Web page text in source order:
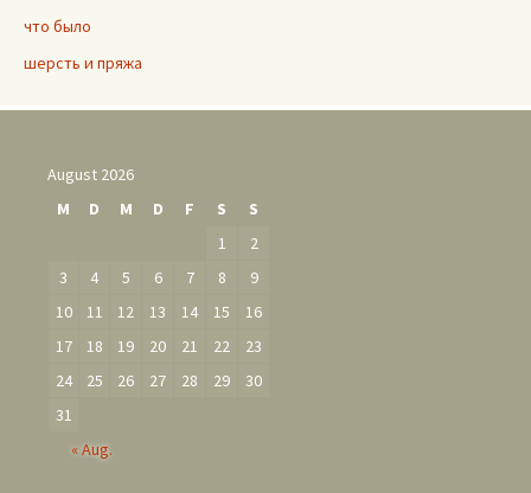
что было
шерсть и пряжа
August 2026
M
D M D F S
S
1
2
3
4 5 6 7 8
9
10
11 12 13 14 15
16
17
18 19 20 21 22
23
24
25 26 27 28 29
30
31
« Aug.